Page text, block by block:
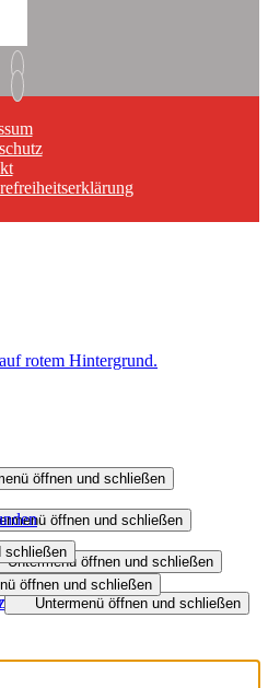
öffnen und schließen
öffnen und schließen
Bad
Untermenü öffnen und schließen
Untermenü öffnen und schließen
schließen
öffnen und schließen